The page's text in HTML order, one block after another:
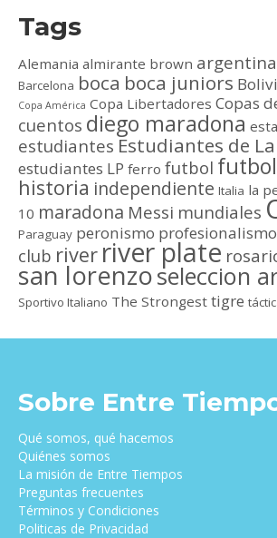
Tags
Alemania almirante brown argentina
Barcelona boca boca juniors
Copa América Copa Libertadores Copas
cuentos diego maradona
estudiantes Estudiantes de
estudiantes LP ferro futbol
historia independiente Italia la
10 maradona Messi mundiales
Paraguay peronismo profesionalismo
club river river plate
san lorenzoseleccion
Sportivo Italiano The Strongest tigre
Sobre Entre
Qué somos, qué hacemos
Quiénes somos
La misión de Entre Tiempos
Preguntas frecuentes
Términos y Condiciones
Politicas de Privacidad